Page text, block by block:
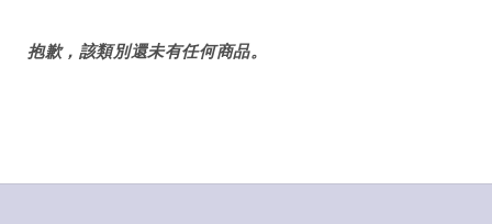
抱歉，該類別還未有任何商品。